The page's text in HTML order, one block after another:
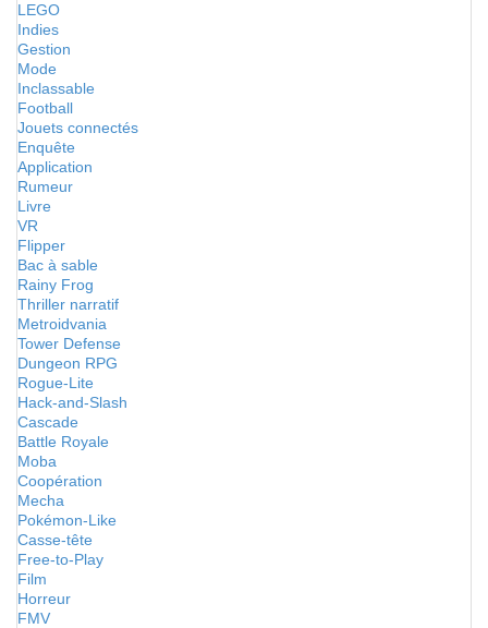
LEGO
Indies
Gestion
Mode
Inclassable
Football
Jouets connectés
Enquête
Application
Rumeur
Livre
VR
Flipper
Bac à sable
Rainy Frog
Thriller narratif
Metroidvania
Tower Defense
Dungeon RPG
Rogue-Lite
Hack-and-Slash
Cascade
Battle Royale
Moba
Coopération
Mecha
Pokémon-Like
Casse-tête
Free-to-Play
Film
Horreur
FMV